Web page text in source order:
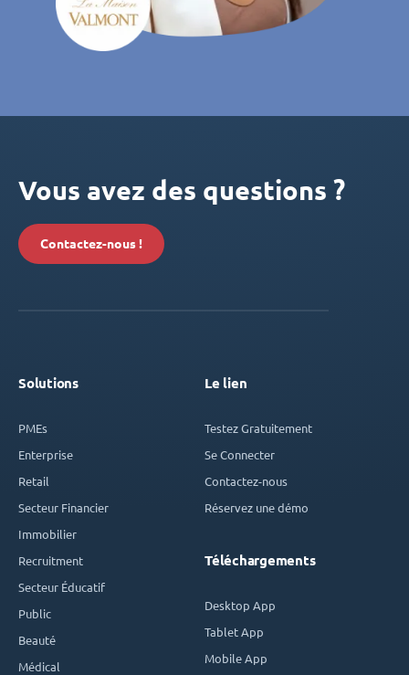
Vous avez des questions ?
Contactez-nous !
Solutions
PMEs
Enterprise
Retail
Secteur Financier
Immobilier
Recruitment
Secteur Éducatif
Public
Beauté
Médical
Le lien
Testez Gratuitement
Se Connecter
Contactez-nous
Réservez une démo
Téléchargements
Desktop App
Tablet App
Mobile App